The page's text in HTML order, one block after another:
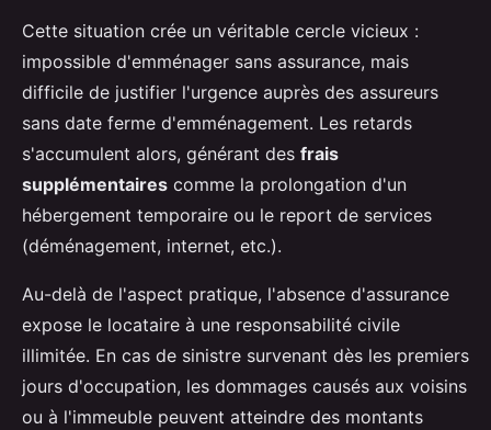
Cette situation crée un véritable cercle vicieux :
impossible d'emménager sans assurance, mais
difficile de justifier l'urgence auprès des assureurs
sans date ferme d'emménagement. Les retards
s'accumulent alors, générant des frais
supplémentaires comme la prolongation d'un
hébergement temporaire ou le report de services
(déménagement, internet, etc.).
Au-delà de l'aspect pratique, l'absence d'assurance
expose le locataire à une responsabilité civile
illimitée. En cas de sinistre survenant dès les premiers
jours d'occupation, les dommages causés aux voisins
ou à l'immeuble peuvent atteindre des montants